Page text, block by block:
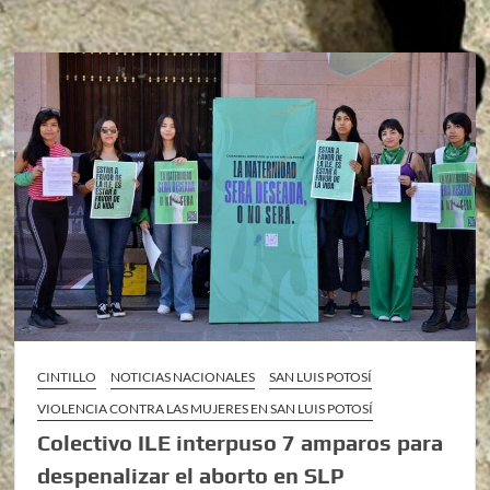
CINTILLO NOTICIAS NACIONALES
SAN LUIS POTOSÍ
VIOLENCIA CONTRA LAS MUJERES EN SAN LUIS POTOSÍ
Colectivo ILE interpuso 7 amparos para
despenalizar el aborto en SLP